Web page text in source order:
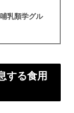
乳類学グル
する食用